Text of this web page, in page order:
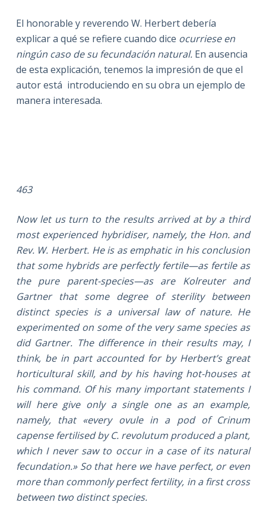
El honorable y reverendo W. Herbert debería
explicar a qué se refiere cuando dice ocurriese en
ningún caso de su fecundación natural. En ausencia
de esta explicación, tenemos la impresión de que el
autor está introduciendo en su obra un ejemplo de
manera interesada.
463
Now let us turn to the results arrived at by a third
most experienced hybridiser, namely, the Hon. and
Rev. W. Herbert. He is as emphatic in his conclusion
that some hybrids are perfectly fertile—as fertile as
the pure parent-species—as are Kolreuter and
Gartner that some degree of sterility between
distinct species is a universal law of nature. He
experimented on some of the very same species as
did Gartner. The difference in their results may, I
think, be in part accounted for by Herbert’s great
horticultural skill, and by his having hot-houses at
his command. Of his many important statements I
will here give only a single one as an example,
namely, that «every ovule in a pod of Crinum
capense fertilised by C. revolutum produced a plant,
which I never saw to occur in a case of its natural
fecundation.» So that here we have perfect, or even
more than commonly perfect fertility, in a first cross
between two distinct species.